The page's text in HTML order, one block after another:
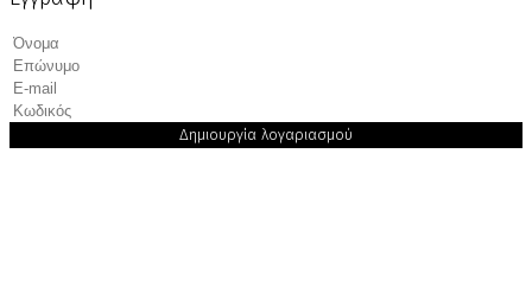
Δημιουργία λογαριασμού